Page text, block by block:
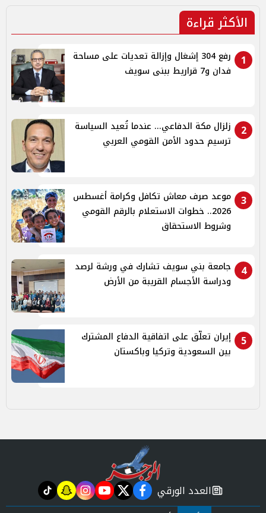
الأكثر قراءة
1
رفع 304 إشغال وإزالة تعديات على مساحة
فدان و7 قراريط ببنى سويف
2
زلزال مكة الدفاعي... عندما تُعيد السياسة
ترسيم حدود الأمن القومي العربي
3
موعد صرف معاش تكافل وكرامة أغسطس
2026.. خطوات الاستعلام بالرقم القومي
وشروط الاستحقاق
4
جامعة بني سويف تشارك في ورشة لرصد
ودراسة الأجسام القريبة من الأرض
5
إيران تعلّق على اتفاقية الدفاع المشترك
بين السعودية وتركيا وباكستان
newspaper
العدد الورقي facebook
twitter
youtube
instagram
snapchat
tiktok